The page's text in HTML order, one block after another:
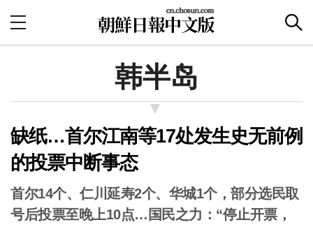
韩半岛
缺纸…首尔江南等17处发生史无前例
的投票中断事态
首尔14个、仁川延寿2个、华城1个，部分选民取
号后投票至晚上10点…国民之力：“停止开票，